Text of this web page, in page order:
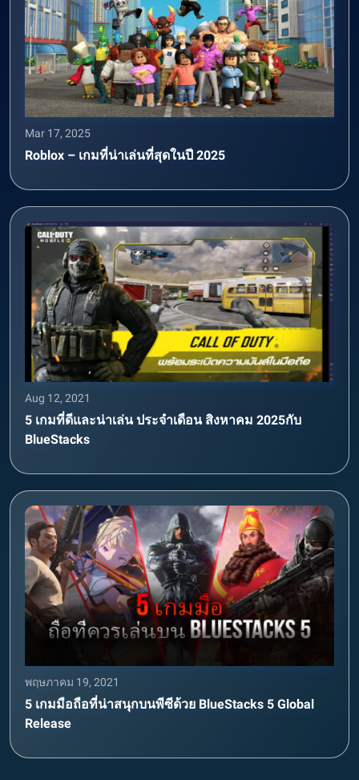
Mar 17, 2025
Roblox – เกมที่น่าเล่นที่สุดในปี 2025
Aug 12, 2021
5 เกมที่ดีและน่าเล่น ประจำเดือน สิงหาคม 2025กับ
BlueStacks
พฤษภาคม 19, 2021
5 เกมมือถือที่น่าสนุกบนพีซีด้วย BlueStacks 5 Global
Release